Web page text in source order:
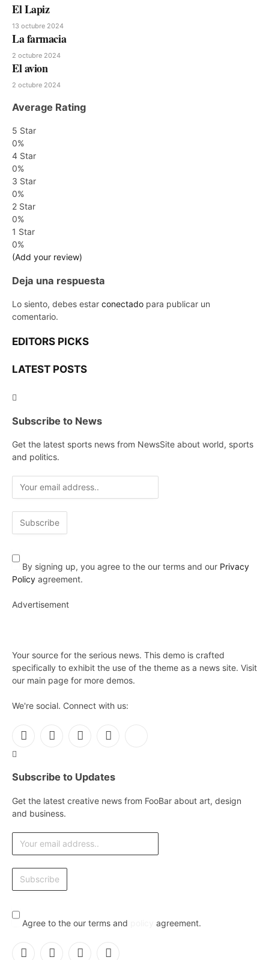
El Lapiz
13 octubre 2024
La farmacia
2 octubre 2024
El avion
2 octubre 2024
Average Rating
5 Star
0%
4 Star
0%
3 Star
0%
2 Star
0%
1 Star
0%
(Add your review)
Deja una respuesta
Lo siento, debes estar conectado para publicar un
comentario.
EDITORS PICKS
LATEST POSTS
Subscribe to News
Get the latest sports news from NewsSite about world, sports
and politics.
By signing up, you agree to the our terms and our Privacy
Policy agreement.
Advertisement
Your source for the serious news. This demo is crafted
specifically to exhibit the use of the theme as a news site. Visit
our main page for more demos.
We're social. Connect with us:
Facebook
X
InstagramPinterest
Subscribe to Updates
Get the latest creative news from FooBar about art, design
and business.
Agree to the our terms and agreement.